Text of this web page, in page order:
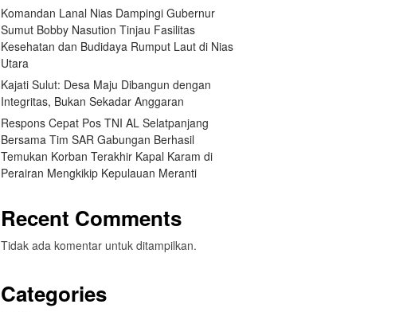
Komandan Lanal Nias Dampingi Gubernur
Sumut Bobby Nasution Tinjau Fasilitas
Kesehatan dan Budidaya Rumput Laut di Nias
Utara
Kajati Sulut: Desa Maju Dibangun dengan
Integritas, Bukan Sekadar Anggaran
Respons Cepat Pos TNI AL Selatpanjang
Bersama Tim SAR Gabungan Berhasil
Temukan Korban Terakhir Kapal Karam di
Perairan Mengkikip Kepulauan Meranti
Recent Comments
Tidak ada komentar untuk ditampilkan.
Categories